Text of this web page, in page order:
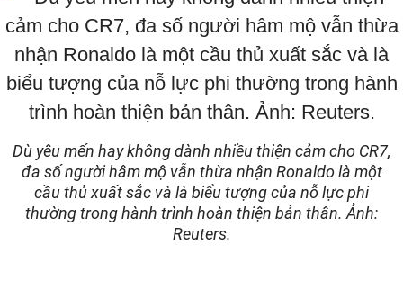
Dù yêu mến hay không dành nhiều thiện cảm cho CR7,
đa số người hâm mộ vẫn thừa nhận Ronaldo là một
cầu thủ xuất sắc và là biểu tượng của nỗ lực phi
thường trong hành trình hoàn thiện bản thân. Ảnh:
Reuters.